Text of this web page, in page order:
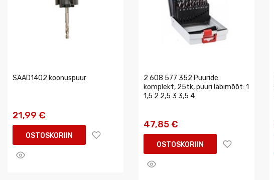
SAAD1402 koonuspuur
21,99 €
OSTOSKORIIN
2 608 577 352 Puuride
komplekt, 25tk, puuri läbimõõt: 1
1,5 2 2,5 3 3,5 4
47,85 €
OSTOSKORIIN